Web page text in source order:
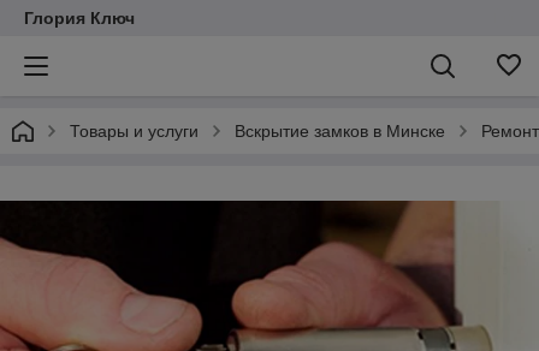
Глория Ключ
Товары и услуги Вскрытие замков в Минске